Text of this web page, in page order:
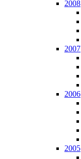
2008
2007
2006
2005